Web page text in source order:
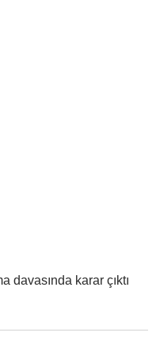
davasında karar çıktı